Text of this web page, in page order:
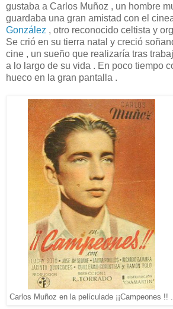
gustaba a Carlos Muñoz , un hombre
guardaba una gran amistad con el
González , otro reconocido celtista y
Se crió en su tierra natal y creció
cine , un sueño que realizaría tras
a lo largo de su vida . En poco tiempo
hueco en la gran pantalla .
Carlos Muñoz en la películade ¡¡Campeones !! .